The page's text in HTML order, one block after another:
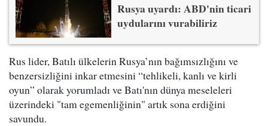
Rusya uyardı: ABD'nin ticari
uydularını vurabiliriz
Rus lider, Batılı ülkelerin Rusya’nın bağımsızlığını ve
benzersizliğini inkar etmesini “tehlikeli, kanlı ve kirli
oyun” olarak yorumladı ve Batı'nın dünya meseleleri
üzerindeki "tam egemenliğinin" artık sona erdiğini
savundu.